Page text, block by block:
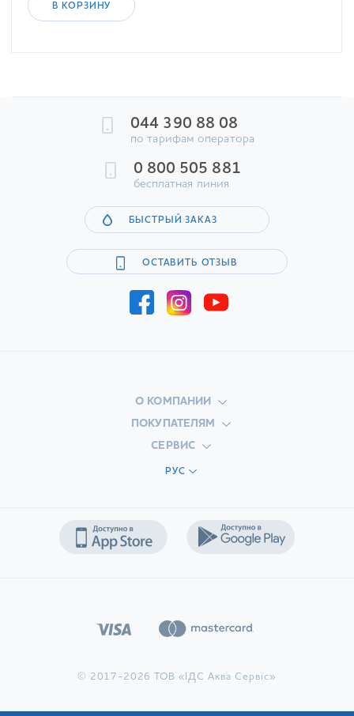
В КОРЗИНУ
044 390 88 08
по тарифам оператора
0 800 505 881
бесплатная линия
БЫСТРЫЙ ЗАКАЗ
ОСТАВИТЬ ОТЗЫВ
О КОМПАНИИ
ПОКУПАТЕЛЯМ
СЕРВИС
РУС
© 2017-2026 ТОВ «ІДС Аква Сервіс»